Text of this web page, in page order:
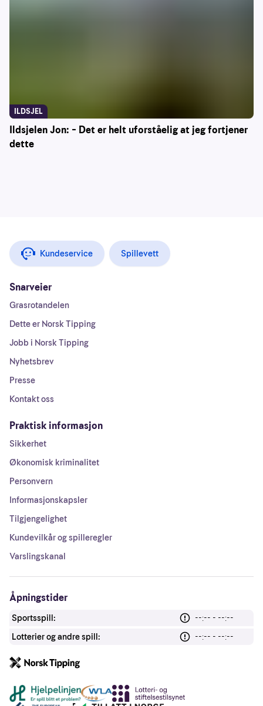
Ildsjelen Jon: – Det er helt uforståelig at jeg fortjener
dette
ILDSJEL
Kundeservice Spillevett
Snarveier
Grasrotandelen
Dette er Norsk Tipping
Jobb i Norsk Tipping
Nyhetsbrev
Presse
Kontakt oss
Praktisk informasjon
Sikkerhet
Økonomisk kriminalitet
Personvern
Informasjonskapsler
Tilgjengelighet
Kundevilkår og spilleregler
Varslingskanal
Åpningstider
Sportsspill:
--:-- - --:--
Lotterier og andre spill:
--:-- - --:--
Andre lenker